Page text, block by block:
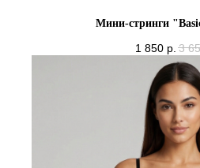
Мини-стринги
1 850 р. 3